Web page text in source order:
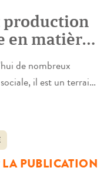
en matière
de nombreux
il est un terrain
de tout temps, le
à prendre des
PUBLICATION